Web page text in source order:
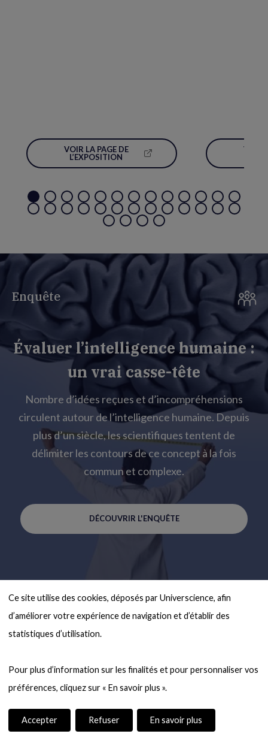
Ce site utilise des cookies, déposés par Universcience, afin
d’améliorer votre expérience de navigation et d’établir des
statistiques d’utilisation.
Pour plus d’information sur les finalités et pour personnaliser vos
Accepter Refuser En savoir plus
VOIR LA PAGE DE
L’EXPOSITION(NOUVELLE
VOIR
Enquête
Évaluer l’intelligence humaine :
un vrai casse-tête
Nombre d’idées reçues et d’incompréhensions
circulent autour de l’intelligence humaine. Depuis
plus d’un siècle, les scientifiques tentent de
délimiter les contours de ce concept à la fois
commun et complexe.
DÉCOUVRIR L'ENQUÊTE